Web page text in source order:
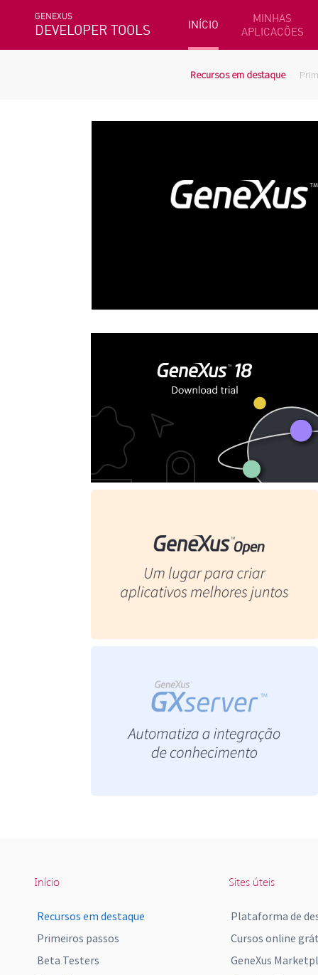
GENEXUS
DEVELOPER TOOLS INÍCIO
MINHAS
APLICACÕES
Recursos em destaque
Início
Recursos em destaque
Primeiros passos
Beta Testers
Sites úteis
Plataforma de
Cursos online
GeneXus